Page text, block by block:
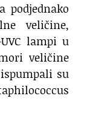
veličine,
lampi u
veličine
su